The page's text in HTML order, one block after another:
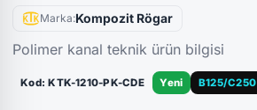
Marka:Kompozit Rögar
Polimer kanal teknik ürün bilgisi
Kod: KTK-1210-PK-CDE Yeni B125/C250